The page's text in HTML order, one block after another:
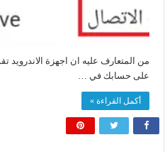
من المتعارف عليه ان اجهزة الاندرويد
على حسابك في …
أكمل القراءة »